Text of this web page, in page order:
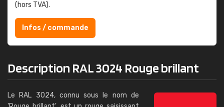
(hors TVA).
Infos / commande
Description RAL 3024 Rouge brillant
Le RAL 3024, connu sous le nom de